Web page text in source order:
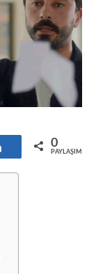
Paylaş 0
PAYLAŞIMLAR